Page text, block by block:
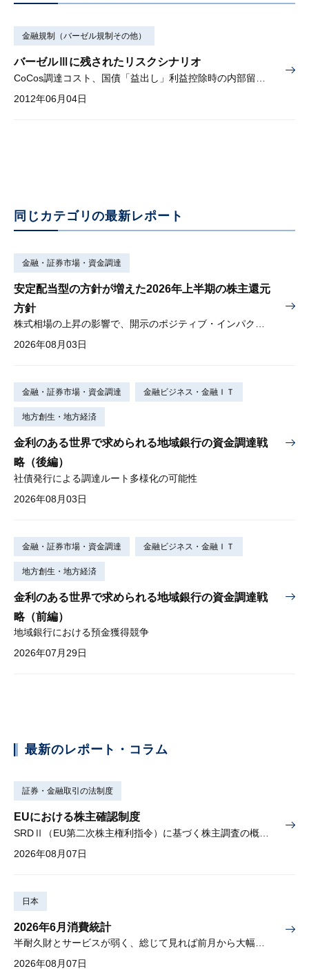
金融規制（バーゼル規制その他）
バーゼルⅢに残されたリスクシナリオ
2012年06月04日
同じカテゴリの最新レポート
金融・証券市場・資金調達
安定配当型の方針が増えた2026年上半期の株主還元
方針
株式相場の上昇の影響で、開示のポジティブ・インパクトは低下
2026年08月03日
金融・証券市場・資金調達 金融ビジネス・金融ＩＴ
地方創生・地方経済
金利のある世界で求められる地域銀行の資金調達戦
略（後編）
社債発行による調達ルート多様化の可能性
2026年08月03日
金融・証券市場・資金調達 金融ビジネス・金融ＩＴ
地方創生・地方経済
金利のある世界で求められる地域銀行の資金調達戦
略（前編）
地域銀行における預金獲得競争
2026年07月29日
最新のレポート・コラム
証券・金融取引の法制度
EUにおける株主確認制度
2026年08月07日
日本
2026年6月消費統計
半耐久財とサービスが弱く、総じて見れば前月から大幅に減少
2026年08月07日